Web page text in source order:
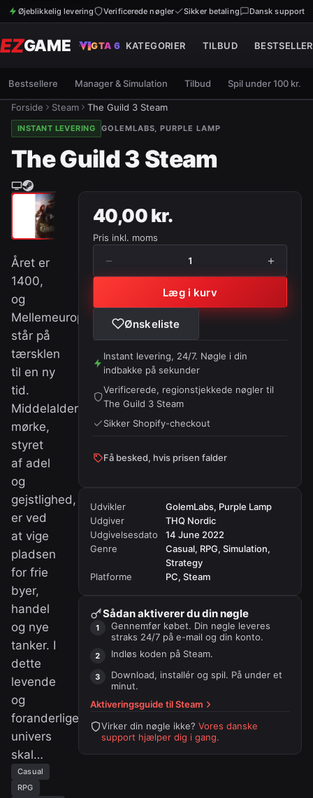
Øjeblikkelig levering Verificerede nøgler Sikker betaling Dansk support
EZGAME GTA 6 KATEGORIER TILBUD
Bestsellere Manager & Simulation Tilbud Spil under 100 kr.
Forside Steam The Guild 3 Steam
INSTANT LEVERING GOLEMLABS, PURPLE LAMP
The Guild 3 Steam
Året er
1400,
og
Mellemeuropa
står på
tærsklen
til en ny
tid.
Middelalderens
mørke,
styret
af adel
og
gejstlighed,
er ved
at vige
pladsen
for frie
byer,
handel
og nye
tanker. I
dette
levende
og
foranderlige
univers
skal…
Casual
RPG
40,00 kr.
Pris inkl. moms
− 1 +
Læg i kurv
Ønskeliste
Instant levering, 24/7. Nøgle i din
indbakke på sekunder
Verificerede, regionstjekkede nøgler til
The Guild 3 Steam
Sikker Shopify-checkout
Få besked, hvis prisen falder
Udvikler
GolemLabs, Purple Lamp
Udgiver
THQ Nordic
Udgivelsesdato
14 June 2022
Genre
Casual, RPG, Simulation,
Strategy
Platforme
PC, Steam
Sådan aktiverer du din nøgle
Gennemfør købet. Din nøgle leveres
straks 24/7 på e-mail og din konto.
Indløs koden på Steam.
Download, installér og spil. På under et
minut.
Aktiveringsguide tilSteam
Virker din nøgle ikke? Vores danske
support hjælper dig i gang.